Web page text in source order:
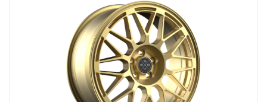
תוצאות חיפוש
גלריה